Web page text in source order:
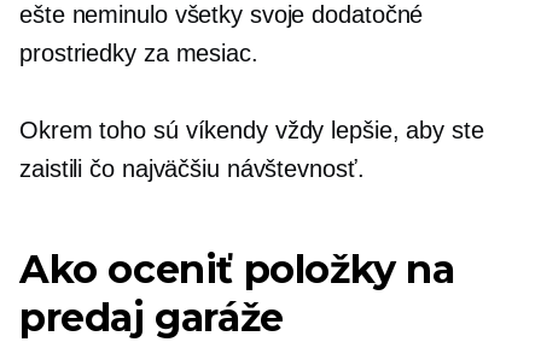
ešte neminulo všetky svoje dodatočné
prostriedky za mesiac.
Okrem toho sú víkendy vždy lepšie, aby ste
zaistili čo najväčšiu návštevnosť.
Ako oceniť položky na
predaj garáže